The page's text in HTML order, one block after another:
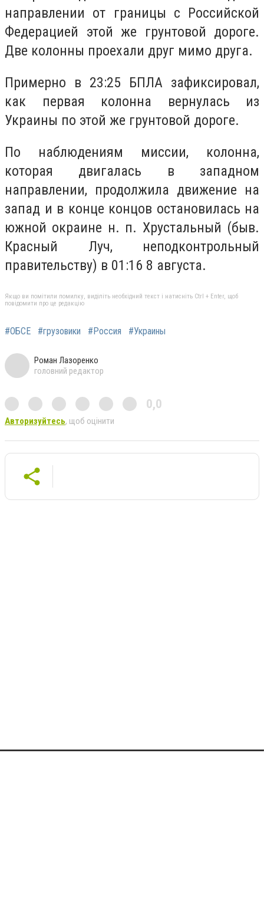
направлении от границы с Российской
Федерацией этой же грунтовой дороге.
Две колонны проехали друг мимо друга.
Примерно в 23:25 БПЛА зафиксировал,
как первая колонна вернулась из
Украины по этой же грунтовой дороге.
По наблюдениям миссии, колонна,
которая двигалась в западном
направлении, продолжила движение на
запад и в конце концов остановилась на
южной окраине н. п. Хрустальный (быв.
Красный Луч, неподконтрольный
правительству) в 01:16 8 августа.
Якщо ви помітили помилку, виділіть необхідний текст і натисніть Ctrl + Enter, щоб
повідомити про це редакцію
#ОБСЕ #грузовики #Россия #Украины
Роман Лазоренко
головний редактор
0,0
Авторизуйтесь, щоб оцінити